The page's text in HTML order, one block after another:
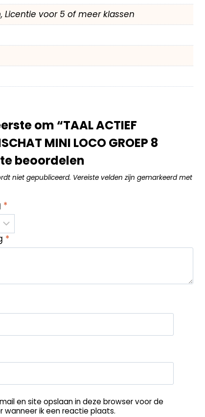
Licentie voor 5 of meer klassen
om “TAAL ACTIEF
MINI LOCO GROEP 8
te beoordelen
niet gepubliceerd. Vereiste velden zijn gemarkeerd met
*
*
en site opslaan in deze browser voor de
wanneer ik een reactie plaats.